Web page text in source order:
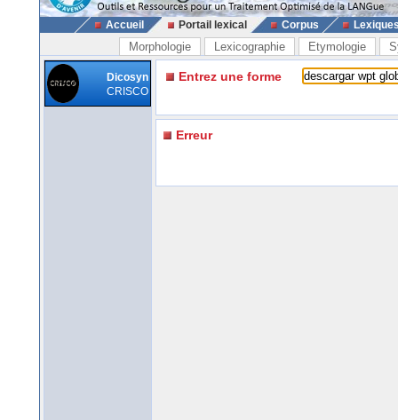
Accueil Portail lexical Corpus
Morphologie Lexicographie Etymologie
Dicosyn
CRISCO
Entrez une forme
Erreur